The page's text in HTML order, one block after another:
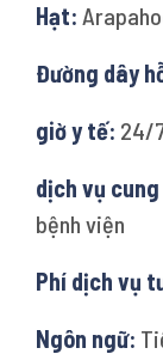
Hạt:
Đường dây
giờ y tế: 24/
dịch vụ
bệnh viện
Phí dịch vụ
Ngôn ngữ: